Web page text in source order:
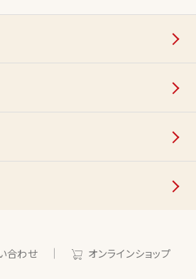
合わせ オンラインショップ